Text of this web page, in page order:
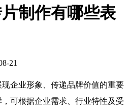
制作有哪些表
21
现企业形象、传递品牌价值的重要
可根据企业需求、行业特性及受